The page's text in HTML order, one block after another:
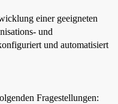
einer geeigneten
und
und automatisiert
Fragestellungen: